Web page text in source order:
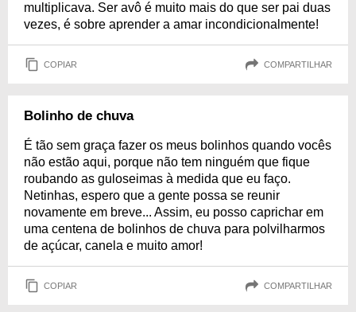
multiplicava. Ser avô é muito mais do que ser pai duas
vezes, é sobre aprender a amar incondicionalmente!
COPIAR COMPARTILHAR
Bolinho de chuva
É tão sem graça fazer os meus bolinhos quando vocês
não estão aqui, porque não tem ninguém que fique
roubando as guloseimas à medida que eu faço.
Netinhas, espero que a gente possa se reunir
novamente em breve... Assim, eu posso caprichar em
uma centena de bolinhos de chuva para polvilharmos
de açúcar, canela e muito amor!
COPIAR COMPARTILHAR